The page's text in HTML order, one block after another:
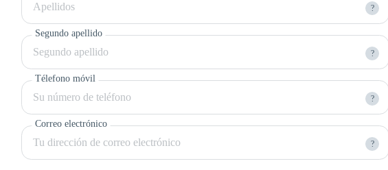
?
Segundo apellido
?
Télefono móvil
?
Correo electrónico
?